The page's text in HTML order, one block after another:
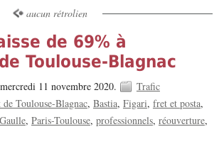
aucun rétrolien
de 69% à
Toulouse-Blagnac
mercredi 11 novembre 2020.
Trafic
de Toulouse-Blagnac Bastia Figari fret et posta
Paris-Toulouse professionnels réouverture